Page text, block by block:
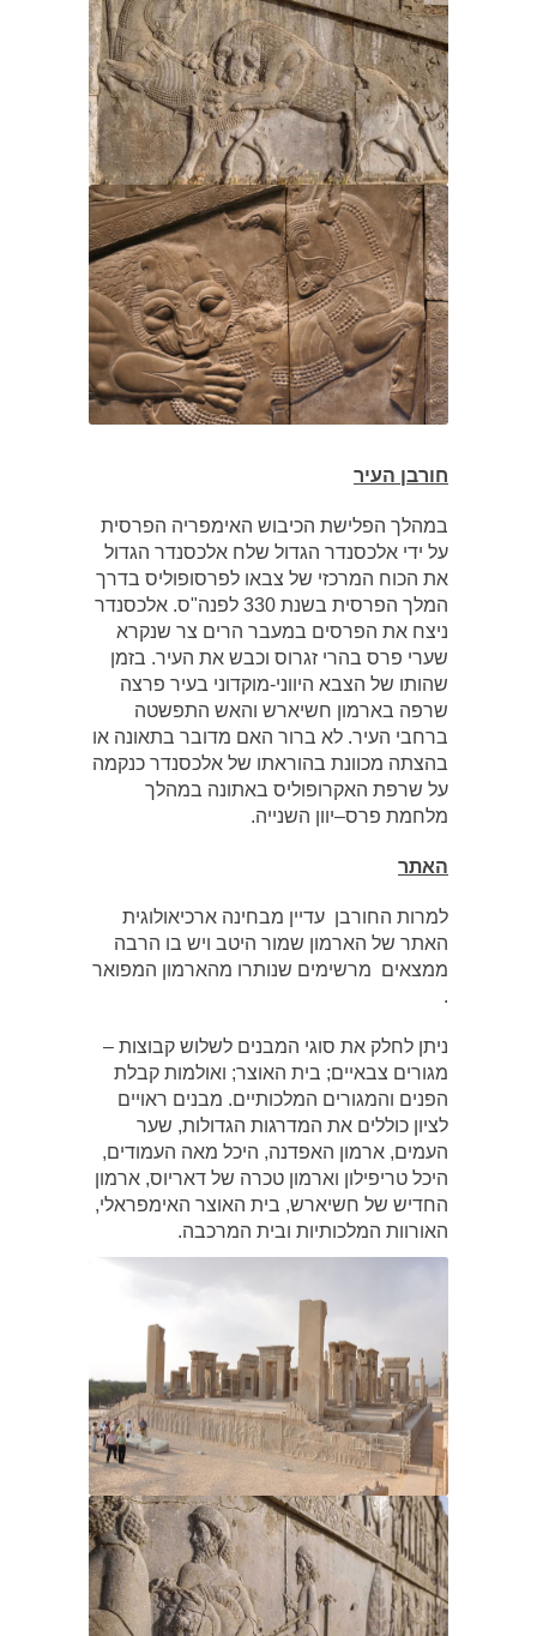
חורבן העיר
במהלך הפלישת הכיבוש האימפריה הפרסית
על ידי אלכסנדר הגדול שלח אלכסנדר הגדול
את הכוח המרכזי של צבאו לפרסופוליס בדרך
המלך הפרסית בשנת 330 לפנה"ס. אלכסנדר
ניצח את הפרסים במעבר הרים צר שנקרא
שערי פרס בהרי זגרוס וכבש את העיר. בזמן
שהותו של הצבא היווני-מוקדוני בעיר פרצה
שרפה בארמון חשיארש והאש התפשטה
ברחבי העיר. לא ברור האם מדובר בתאונה או
בהצתה מכוונת בהוראתו של אלכסנדר כנקמה
על שרפת האקרופוליס באתונה במהלך
מלחמת פרס–יוון השנייה.
האתר
למרות החורבן עדיין מבחינה ארכיאולוגית
האתר של הארמון שמור היטב ויש בו הרבה
ממצאים מרשימים שנותרו מהארמון המפואר
.
ניתן לחלק את סוגי המבנים לשלוש קבוצות –
מגורים צבאיים; בית האוצר; ואולמות קבלת
הפנים והמגורים המלכותיים. מבנים ראויים
לציון כוללים את המדרגות הגדולות, שער
העמים, ארמון האפדנה, היכל מאה העמודים,
היכל טריפילון וארמון טכרה של דאריוס, ארמון
החדיש של חשיארש, בית האוצר האימפראלי,
האורוות המלכותיות ובית המרכבה.